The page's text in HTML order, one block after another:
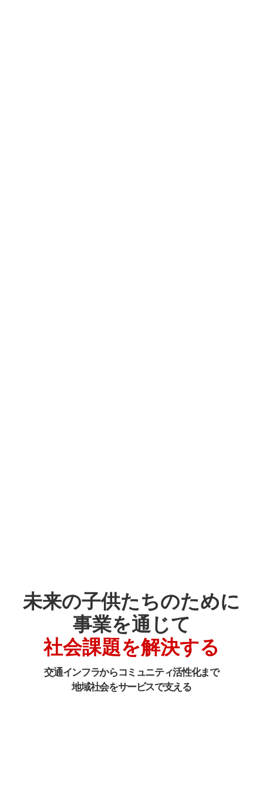
未来の子供たちのために
事業を通じて
社会課題を解決する
交通インフラからコミュニティ活性化まで
地域社会をサービスで支える